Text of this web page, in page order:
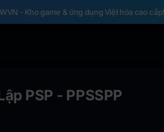
- Kho game & ứng dụng Việt hóa cao cấp!
PSP - PPSSPP